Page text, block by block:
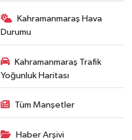
Kahramanmaraş Hava
Durumu
Kahramanmaraş Trafik
Yoğunluk Haritası
Tüm Manşetler
Haber Arşivi